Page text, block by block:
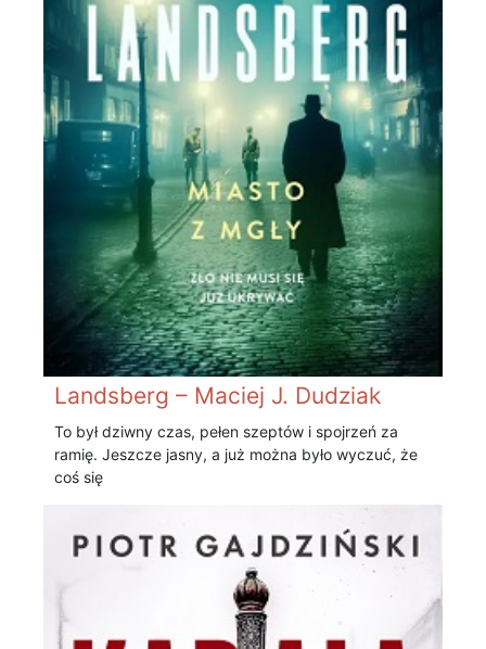
Landsberg – Maciej J. Dudziak
To był dziwny czas, pełen szeptów i spojrzeń za
ramię. Jeszcze jasny, a już można było wyczuć, że
coś się